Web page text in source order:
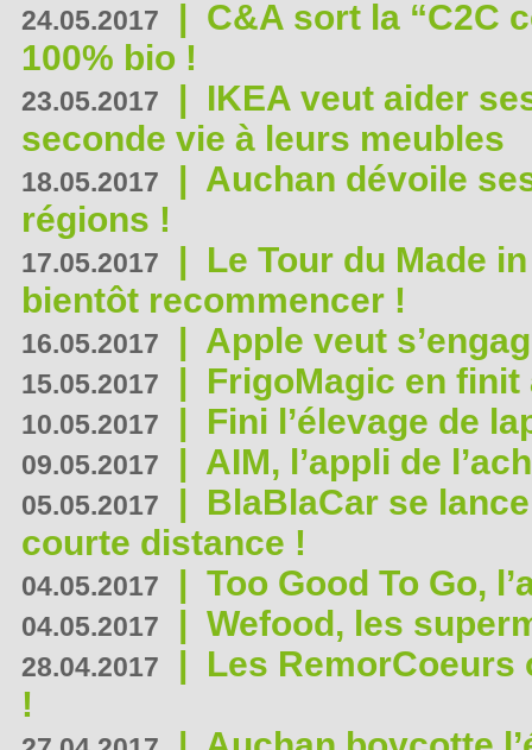
24.05.2017 | C&A sort la “C2C
100% bio !
23.05.2017 | IKEA veut aider
seconde vie à leurs meubles
18.05.2017 | Auchan dévoile
régions !
17.05.2017 | Le Tour du Made
bientôt recommencer !
16.05.2017 | Apple veut
15.05.2017 | FrigoMagic en
10.05.2017 | Fini l’élevage de
09.05.2017 | AIM, l’appli de
05.05.2017 | BlaBlaCar se
courte distance !
04.05.2017 | Too Good To Go,
04.05.2017 | Wefood, les
28.04.2017 | Les RemorCoeurs
!